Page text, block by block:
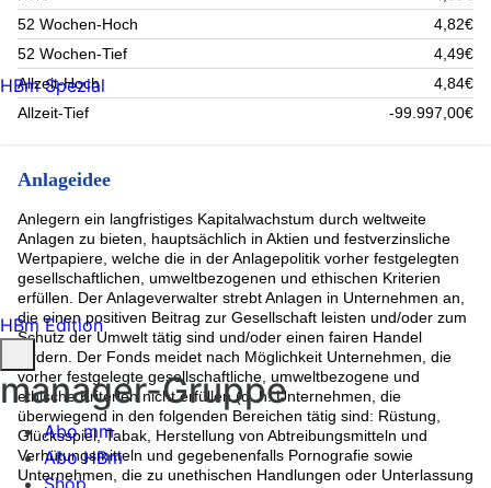
52 Wochen-Hoch
4,82€
52 Wochen-Tief
4,49€
Allzeit-Hoch
4,84€
Allzeit-Tief
-99.997,00€
Anlageidee
Anlegern ein langfristiges Kapitalwachstum durch weltweite
Anlagen zu bieten, hauptsächlich in Aktien und festverzinsliche
Wertpapiere, welche die in der Anlagepolitik vorher festgelegten
gesellschaftlichen, umweltbezogenen und ethischen Kriterien
erfüllen. Der Anlageverwalter strebt Anlagen in Unternehmen an,
die einen positiven Beitrag zur Gesellschaft leisten und/oder zum
Schutz der Umwelt tätig sind und/oder einen fairen Handel
fördern. Der Fonds meidet nach Möglichkeit Unternehmen, die
vorher festgelegte gesellschaftliche, umweltbezogene und
ethische Kriterien nicht erfüllen (d. h. Unternehmen, die
überwiegend in den folgenden Bereichen tätig sind: Rüstung,
Glücksspiel, Tabak, Herstellung von Abtreibungsmitteln und
Verhütungsmitteln und gegebenenfalls Pornografie sowie
Unternehmen, die zu unethischen Handlungen oder Unterlassung
HBm Spezial
HBm Edition
manager-Gruppe
Abo mm
Abo HBm
Shop